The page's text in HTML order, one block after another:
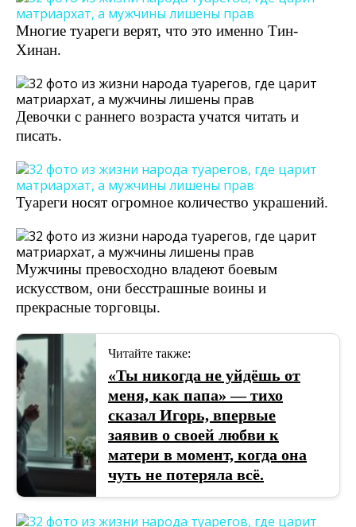
Многие туареги верят, что это именно Тин-
Хинан.
Девочки с раннего возраста учатся читать и
писать.
Туареги носят огромное количество украшений.
Мужчины превосходно владеют боевым
искусством, они бесстрашные воины и
прекрасные торговцы.
Читайте также:
«Ты никогда не уйдёшь от
меня, как папа» — тихо
сказал Игорь, впервые
заявив о своей любви к
матери в момент, когда она
чуть не потеряла всё.